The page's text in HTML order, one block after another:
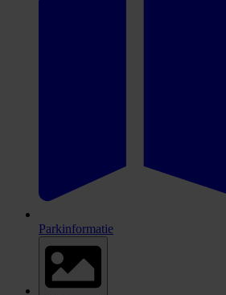
Parkinformatie